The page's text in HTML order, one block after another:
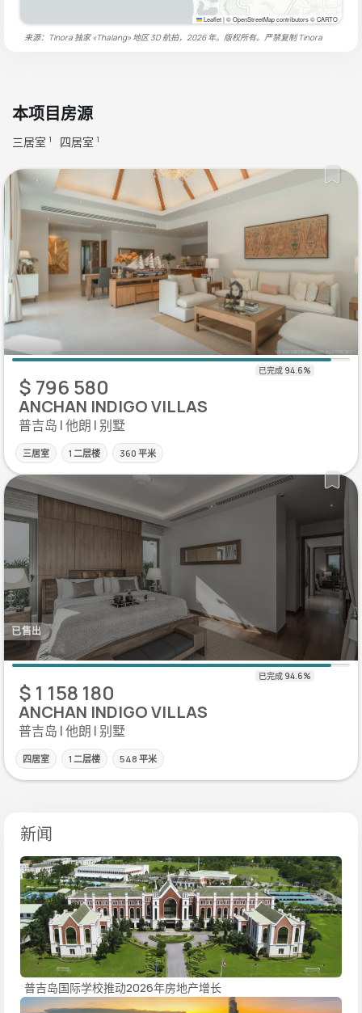
Leaflet|© OpenStreetMap contributors © CARTO
来源：Tinora 独家 «Thalang» 地区 3D 航拍，2026 年。版权所有。严禁复制Tinora
本项目房源
三居室 1 四居室 1
$ 796 580
ANCHAN INDIGO VILLAS
普吉岛 | 他朗 | 别墅
三居室 1 二层楼 360 平米
已售出
$ 1 158 180
ANCHAN INDIGO VILLAS
普吉岛 | 他朗 | 别墅
四居室 1 二层楼 548 平米
新闻
普吉岛国际学校推动2026年房地产增长